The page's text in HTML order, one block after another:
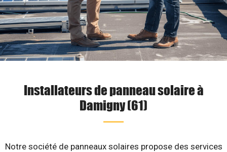
Installateurs de panneau solaire à
Damigny (61)
Notre société de panneaux solaires propose des services